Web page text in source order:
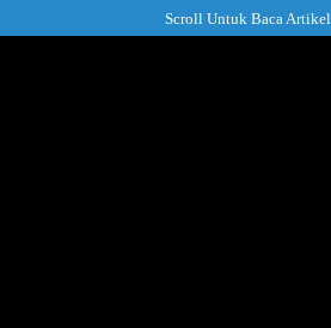
ke
Scroll Untuk Baca Artikel